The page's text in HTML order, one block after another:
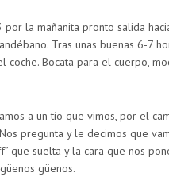
por la mañanita pronto salida
Tras unas buenas 6-7
coche. Bocata para el cuerpo,
a un tío que vimos, por el
pregunta y le decimos que
que suelta y la cara que nos
güenos.